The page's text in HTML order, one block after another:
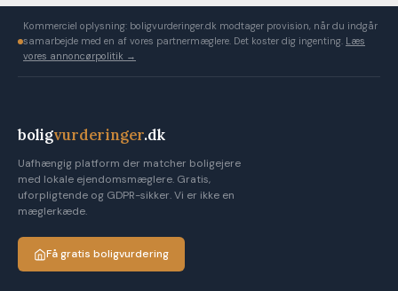
Kommerciel oplysning: boligvurderinger.dk modtager provision, når du indgår
samarbejde med en af vores partnermæglere. Det koster dig ingenting. Læs
vores annoncørpolitik →
boligvurderinger.dk
Uafhængig platform der matcher boligejere
med lokale ejendomsmæglere. Gratis,
uforpligtende og GDPR-sikker. Vi er ikke en
mæglerkæde.
Få gratis boligvurdering